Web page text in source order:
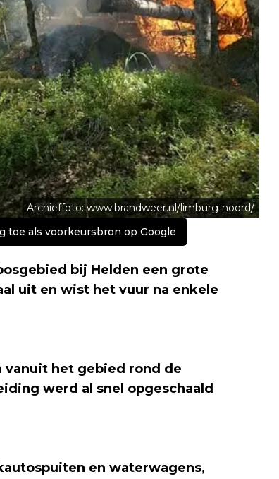
Archieffoto: www.brandweer.nl/limburg-noord/
toe als voorkeursbron op Google
bij Helden een grote
uit en wist het vuur na enkele
vanuit het gebied rond de
werd al snel opgeschaald
en waterwagens,